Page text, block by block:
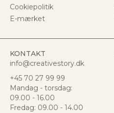
Cookiepolitik
E-mærket
KONTAKT
info@creativestory.dk
+45 70 27 99 99
Mandag - torsdag:
09.00 - 16.00
Fredag: 09.00 - 14.00